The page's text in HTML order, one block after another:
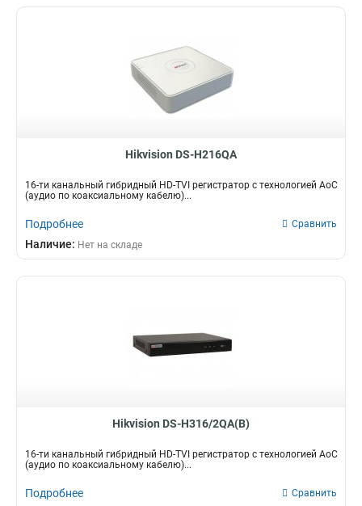
Hikvision DS-H216QA
16-ти канальный гибридный HD-TVI регистратор c технологией AoC
(аудио по коаксиальному кабелю)...
Подробнее Сравнить
Наличие: Нет на складе
Hikvision DS-H316/2QA(B)
16-ти канальный гибридный HD-TVI регистратор c технологией AoC
(аудио по коаксиальному кабелю)...
Подробнее Сравнить